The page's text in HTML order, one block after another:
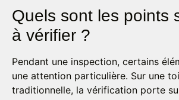
Quels sont les points
à vérifier ?
Pendant une inspection, certains
une attention particulière. Sur une
traditionnelle, la vérification porte